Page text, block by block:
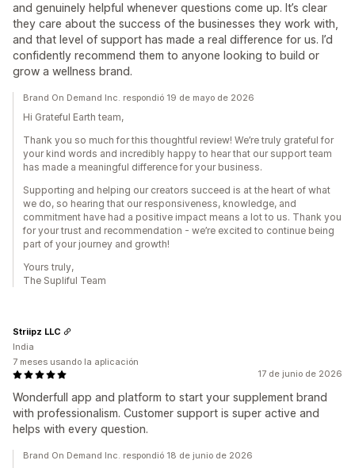
and genuinely helpful whenever questions come up. It’s clear
they care about the success of the businesses they work with,
and that level of support has made a real difference for us. I’d
confidently recommend them to anyone looking to build or
grow a wellness brand.
Brand On Demand Inc. respondió 19 de mayo de 2026
Hi Grateful Earth team,
Thank you so much for this thoughtful review! We’re truly grateful for
your kind words and incredibly happy to hear that our support team
has made a meaningful difference for your business.
Supporting and helping our creators succeed is at the heart of what
we do, so hearing that our responsiveness, knowledge, and
commitment have had a positive impact means a lot to us. Thank you
for your trust and recommendation - we’re excited to continue being
part of your journey and growth!
Yours truly,
The Supliful Team
17 de junio de 2026
Wonderfull app and platform to start your supplement brand
with professionalism. Customer support is super active and
helps with every question.
Striipz LLC
India
7 meses usando la aplicación
Brand On Demand Inc. respondió 18 de junio de 2026